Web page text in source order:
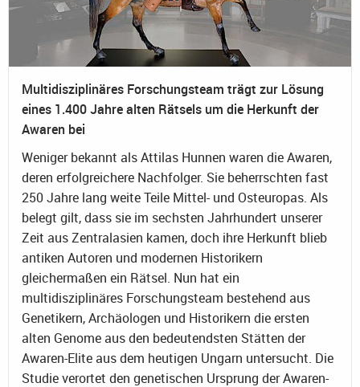
Multidisziplinäres Forschungsteam trägt zur Lösung
eines 1.400 Jahre alten Rätsels um die Herkunft der
Awaren bei
Weniger bekannt als Attilas Hunnen waren die Awaren,
deren erfolgreichere Nachfolger. Sie beherrschten fast
250 Jahre lang weite Teile Mittel- und Osteuropas. Als
belegt gilt, dass sie im sechsten Jahrhundert unserer
Zeit aus Zentralasien kamen, doch ihre Herkunft blieb
antiken Autoren und modernen Historikern
gleichermaßen ein Rätsel. Nun hat ein
multidisziplinäres Forschungsteam bestehend aus
Genetikern, Archäologen und Historikern die ersten
alten Genome aus den bedeutendsten Stätten der
Awaren-Elite aus dem heutigen Ungarn untersucht. Die
Studie verortet den genetischen Ursprung der Awaren-